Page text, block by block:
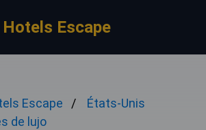
Escape
Escape
États-Unis
de lujo